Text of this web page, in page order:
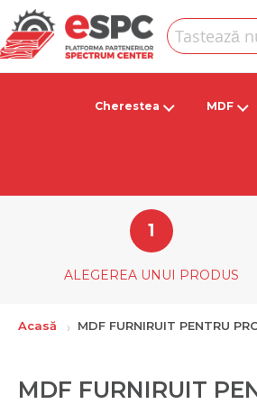
to
Content
Căutare
Cherestea MDF
ALEGEREA UNUI PRODUS
Acasă MDF FURNIRUIT PENTRU
MDF FURNIRUIT